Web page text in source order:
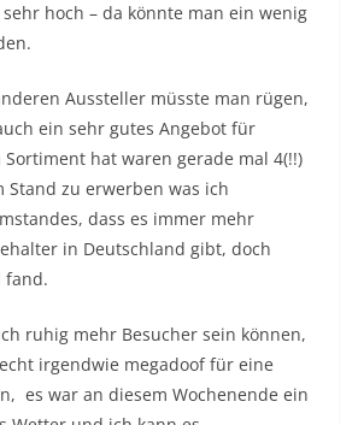
hoch – da könnte man ein wenig
Aussteller müsste man rügen,
ein sehr gutes Angebot für
hat waren gerade mal 4(!!)
Stand zu erwerben was ich
dass es immer mehr
in Deutschland gibt, doch
fand.
ruhig mehr Besucher sein können,
irgendwie megadoof für eine
es war an diesem Wochenende ein